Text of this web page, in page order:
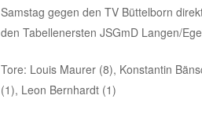
Samstag gegen den TV Büttelborn
den Tabellenersten JSGmD Langen/
Tore: Louis Maurer (8), Konstantin
(1), Leon Bernhardt (1)